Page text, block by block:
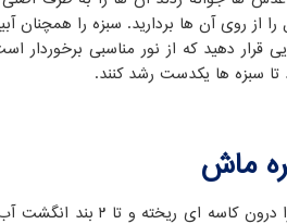
را از روی آن ها بردارید. سبزه را
قرار دهید که از نور مناسبی
تا سبزه ها یکدست رشد کنند.
ماش